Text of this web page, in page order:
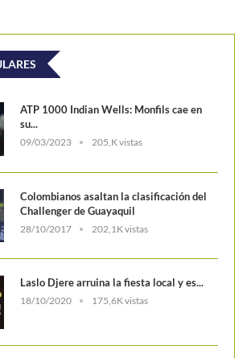
ATP 1000 Indian Wells: Monfils cae en
su...
09/03/2023 205,K vistas
Colombianos asaltan la clasificación del
Challenger de Guayaquil
28/10/2017 202,1K vistas
Laslo Djere arruina la fiesta local y es...
18/10/2020 175,6K vistas